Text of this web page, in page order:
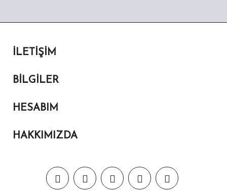
İLETIŞIM
BILGILER
HESABIM
HAKKIMIZDA